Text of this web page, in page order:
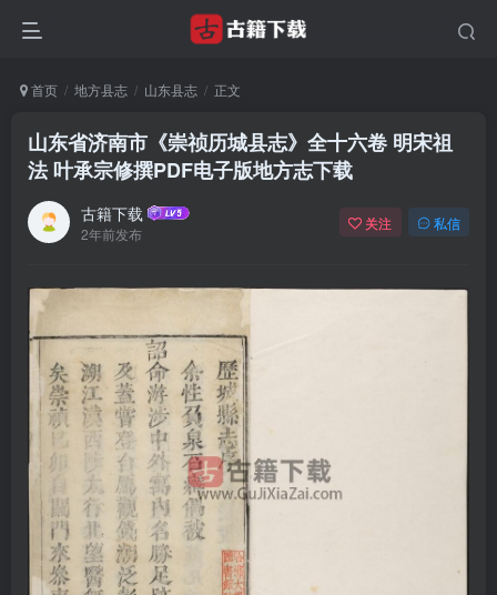
首页 地方县志 山东县志 正文
山东省济南市《崇祯历城县志》全十六卷 明宋祖
法 叶承宗修撰PDF电子版地方志下载
古籍下载
2年前发布
关注 私信